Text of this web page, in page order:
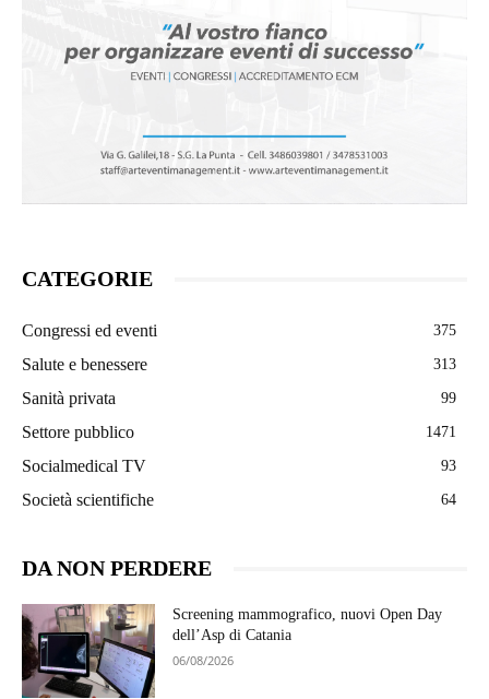
CATEGORIE
Congressi ed eventi 375
Salute e benessere 313
Sanità privata 99
Settore pubblico 1471
Socialmedical TV 93
Società scientifiche 64
DA NON PERDERE
Screening mammografico, nuovi Open Day
dell’Asp di Catania
06/08/2026